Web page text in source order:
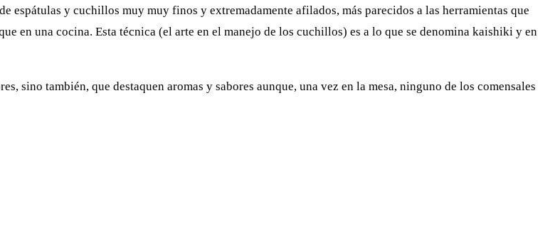
espátulas y cuchillos muy muy finos y extremadamente afilados, más parecidos a las herramientas que
en una cocina. Esta técnica (el arte en el manejo de los cuchillos) es a lo que se denomina kaishiki y en
sino también, que destaquen aromas y sabores aunque, una vez en la mesa, ninguno de los comensales